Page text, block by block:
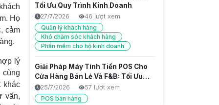
Họ
cảm
lý
cùng
khác
vấn,
Tối Ưu Quy Trình Kinh Doanh
27/7/2026
46 lượt xem
Quản lý khách hàng
Khó chăm sóc khách hàng
Phần mềm cho hộ kinh doanh
Giải Pháp Máy Tính Tiền POS Cho
Cửa Hàng Bán Lẻ Và F&B: Tối Ưu
Vận Hành, Kiểm Soát Doanh Thu
Chặt Chẽ
25/7/2026
57 lượt xem
POS bán hàng